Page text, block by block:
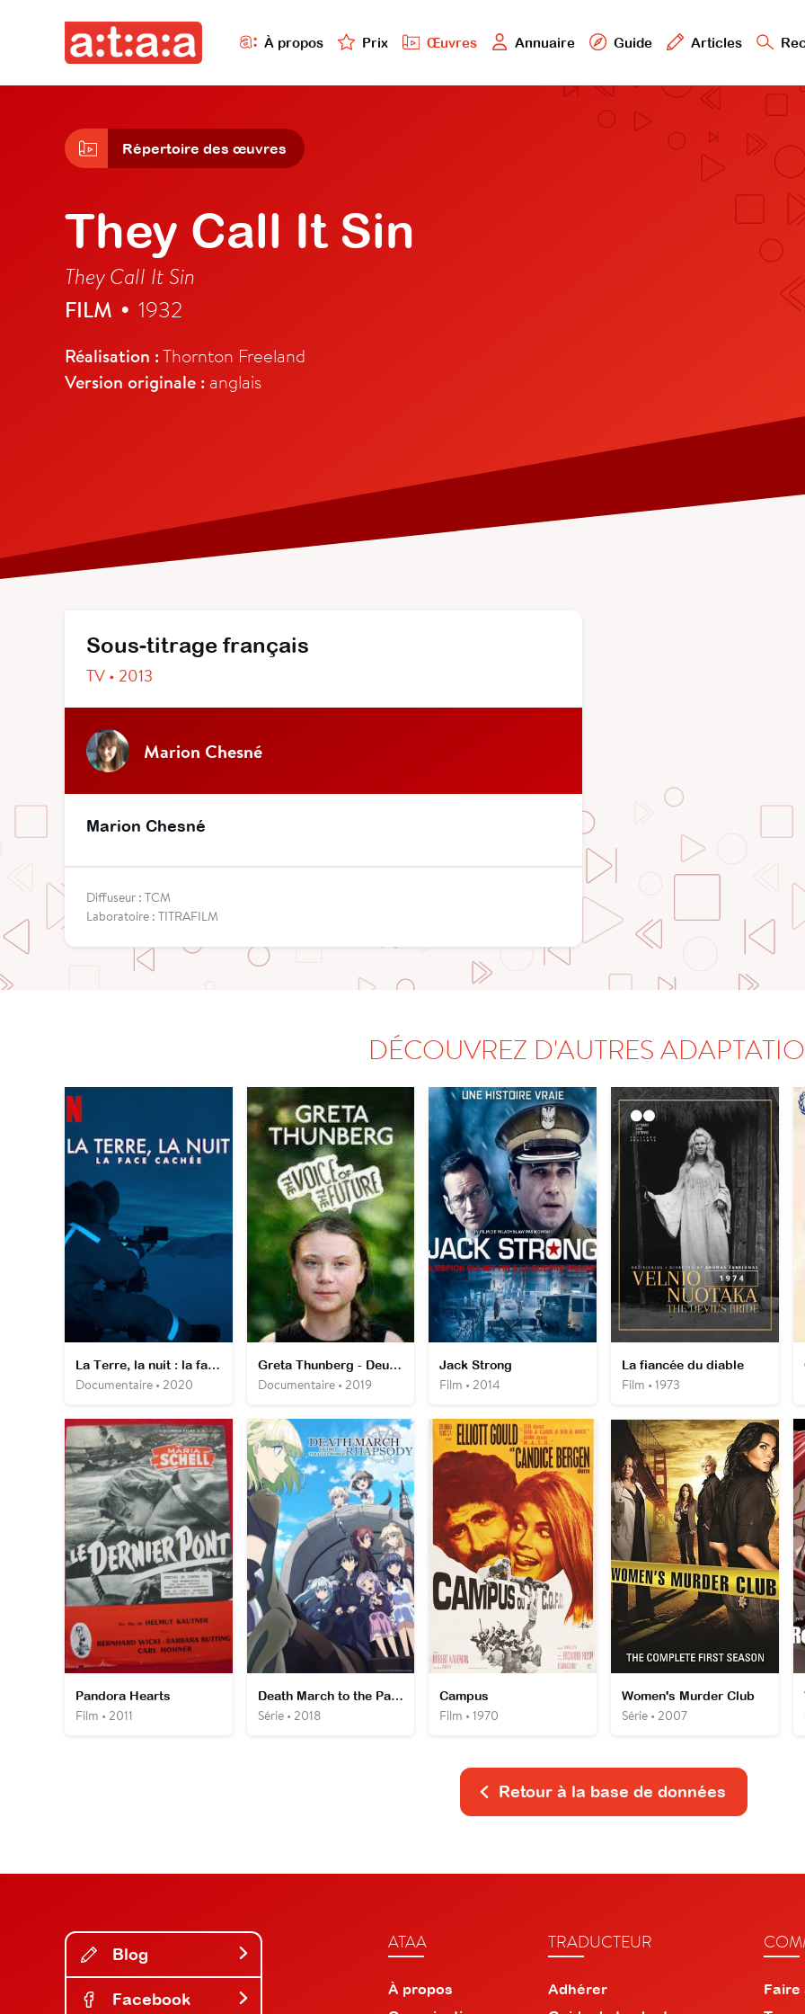
À propos Prix Œuvres Annuaire Guide Articles
Répertoire des œuvres
They Call It Sin
They Call It Sin
FILM • 1932
Réalisation :Thornton Freeland
Version originale : anglais
Sous-titrage français
TV • 2013
Marion Chesné
Marion Chesné
Diffuseur : TCM
Laboratoire : TITRAFILM
DÉCOUVREZ D'AUTRES
La Terre, la nuit : la face cachée
Documentaire • 2020
Greta Thunberg - Deux années qui ont tout changé
Documentaire • 2019
Jack Strong
Film • 2014
La fiancée du diable
Film • 1973
Pandora Hearts
Film • 2011
Death March to the Parallel World Rhapsody
Série • 2018
Campus
Film • 1970
Women's Murder Club
Série • 2007
Retour à la base de données
Blog
Facebook
ATAA
À propos
TRADUCTEUR
Adhérer